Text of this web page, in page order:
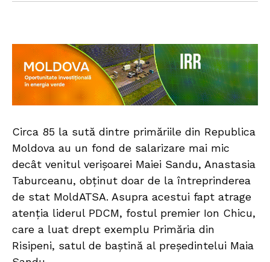
Circa 85 la sută dintre primăriile din Republica
Moldova au un fond de salarizare mai mic
decât venitul verișoarei Maiei Sandu, Anastasia
Taburceanu, obținut doar de la întreprinderea
de stat MoldATSA. Asupra acestui fapt atrage
atenția liderul PDCM, fostul premier Ion Chicu,
care a luat drept exemplu Primăria din
Risipeni, satul de baștină al președintelui Maia